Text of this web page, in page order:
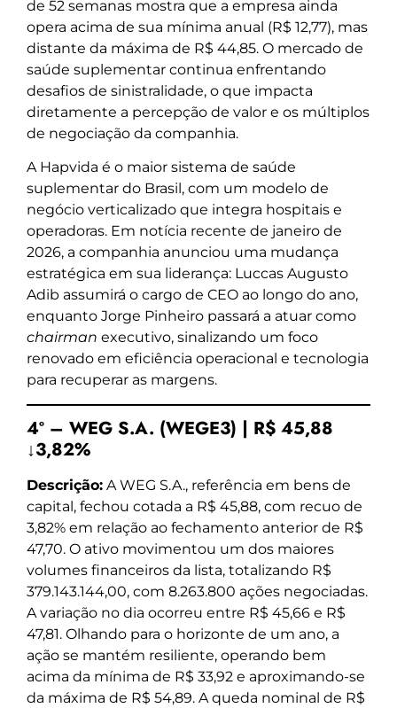
de 52 semanas mostra que a empresa ainda
opera acima de sua mínima anual (R$ 12,77), mas
distante da máxima de R$ 44,85. O mercado de
saúde suplementar continua enfrentando
desafios de sinistralidade, o que impacta
diretamente a percepção de valor e os múltiplos
de negociação da companhia.
A Hapvida é o maior sistema de saúde
suplementar do Brasil, com um modelo de
negócio verticalizado que integra hospitais e
operadoras. Em notícia recente de janeiro de
2026, a companhia anunciou uma mudança
estratégica em sua liderança: Luccas Augusto
Adib assumirá o cargo de CEO ao longo do ano,
enquanto Jorge Pinheiro passará a atuar como
chairman executivo, sinalizando um foco
renovado em eficiência operacional e tecnologia
para recuperar as margens.
4º – WEG S.A. (WEGE3) | R$ 45,88
↓3,82%
Descrição: A WEG S.A., referência em bens de
capital, fechou cotada a R$ 45,88, com recuo de
3,82% em relação ao fechamento anterior de R$
47,70. O ativo movimentou um dos maiores
volumes financeiros da lista, totalizando R$
379.143.144,00, com 8.263.800 ações negociadas.
A variação no dia ocorreu entre R$ 45,66 e R$
47,81. Olhando para o horizonte de um ano, a
ação se mantém resiliente, operando bem
acima da mínima de R$ 33,92 e aproximando-se
da máxima de R$ 54,89. A queda nominal de R$